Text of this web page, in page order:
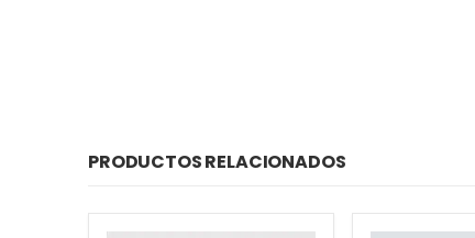
PRODUCTOS RELACIONADOS